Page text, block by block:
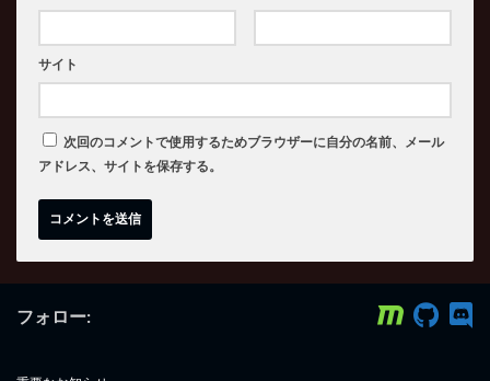
サイト
次回のコメントで使用するためブラウザーに自分の名前、メール
アドレス、サイトを保存する。
フォロー: